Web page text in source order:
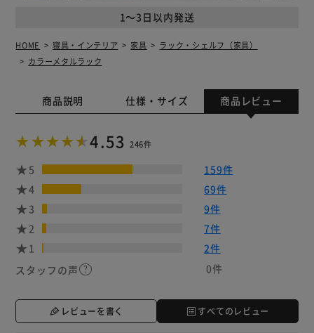
1～3日以内発送
HOME 寝具・インテリア 家具
ラック・シェルフ（家具）
カラーメタルラック
商品説明 仕様・サイズ 商品レビュー
4.53 246件
5
159件
4
69件
3
9件
2
7件
1
2件
スタッフの声
0件
レビューを書く すべてのレビュー